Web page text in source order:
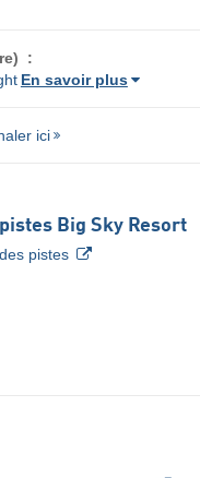
:
En savoir plus
ici
Big Sky Resort
pistes